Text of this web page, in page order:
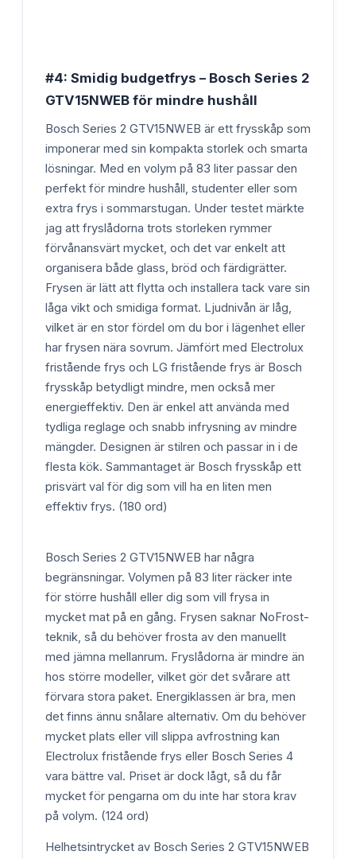
#4: Smidig budgetfrys – Bosch Series 2
GTV15NWEB för mindre hushåll
Bosch Series 2 GTV15NWEB är ett frysskåp som
imponerar med sin kompakta storlek och smarta
lösningar. Med en volym på 83 liter passar den
perfekt för mindre hushåll, studenter eller som
extra frys i sommarstugan. Under testet märkte
jag att fryslådorna trots storleken rymmer
förvånansvärt mycket, och det var enkelt att
organisera både glass, bröd och färdigrätter.
Frysen är lätt att flytta och installera tack vare sin
låga vikt och smidiga format. Ljudnivån är låg,
vilket är en stor fördel om du bor i lägenhet eller
har frysen nära sovrum. Jämfört med Electrolux
fristående frys och LG fristående frys är Bosch
frysskåp betydligt mindre, men också mer
energieffektiv. Den är enkel att använda med
tydliga reglage och snabb infrysning av mindre
mängder. Designen är stilren och passar in i de
flesta kök. Sammantaget är Bosch frysskåp ett
prisvärt val för dig som vill ha en liten men
effektiv frys. (180 ord)
Bosch Series 2 GTV15NWEB har några
begränsningar. Volymen på 83 liter räcker inte
för större hushåll eller dig som vill frysa in
mycket mat på en gång. Frysen saknar NoFrost-
teknik, så du behöver frosta av den manuellt
med jämna mellanrum. Fryslådorna är mindre än
hos större modeller, vilket gör det svårare att
förvara stora paket. Energiklassen är bra, men
det finns ännu snålare alternativ. Om du behöver
mycket plats eller vill slippa avfrostning kan
Electrolux fristående frys eller Bosch Series 4
vara bättre val. Priset är dock lågt, så du får
mycket för pengarna om du inte har stora krav
på volym. (124 ord)
Helhetsintrycket av Bosch Series 2 GTV15NWEB